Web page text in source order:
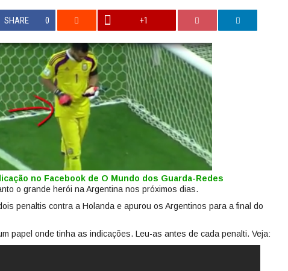
SHARE 0 +1
no Facebook de O Mundo dos Guarda-Redes
o grande herói na Argentina nos próximos dias.
penaltis contra a Holanda e apurou os Argentinos para a final do
papel onde tinha as indicações. Leu-as antes de cada penalti. Veja: